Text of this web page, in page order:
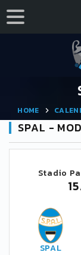
HOME
SPAL -
Stadio
SPAL